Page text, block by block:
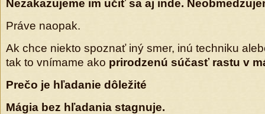
Nezakazujeme im učiť sa aj inde.
Práve naopak.
Ak chce niekto spoznať iný smer, inú techniku
tak to vnímame ako prirodzenú súčasť rastu v
Prečo je hľadanie dôležité
Mágia bez hľadania stagnuje.